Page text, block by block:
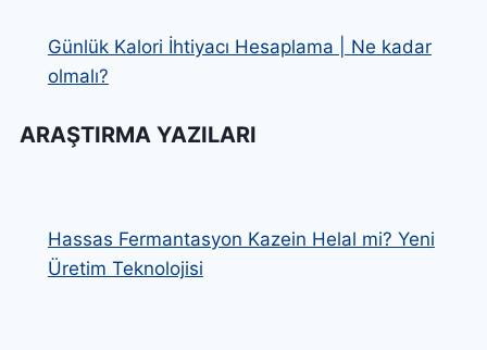
Günlük Kalori İhtiyacı Hesaplama | Ne kadar
olmalı?
ARAŞTIRMA YAZILARI
Hassas Fermantasyon Kazein Helal mi? Yeni
Üretim Teknolojisi